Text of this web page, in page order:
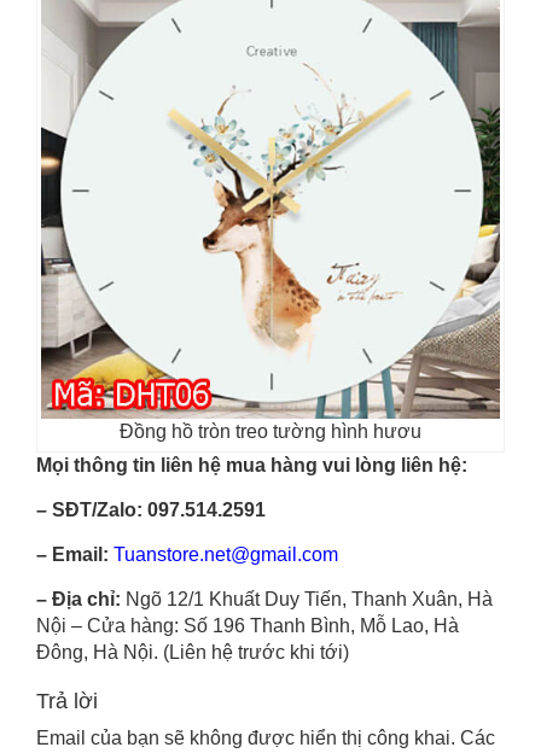
Đồng hồ tròn treo tường hình hươu
Mọi thông tin liên hệ mua hàng vui lòng liên hệ:
– SĐT/Zalo: 097.514.2591
– Email: Tuanstore.net@gmail.com
– Địa chỉ: Ngõ 12/1 Khuất Duy Tiến, Thanh Xuân, Hà
Nội – Cửa hàng: Số 196 Thanh Bình, Mỗ Lao, Hà
Đông, Hà Nội. (Liên hệ trước khi tới)
Trả lời
Email của bạn sẽ không được hiển thị công khai. Các